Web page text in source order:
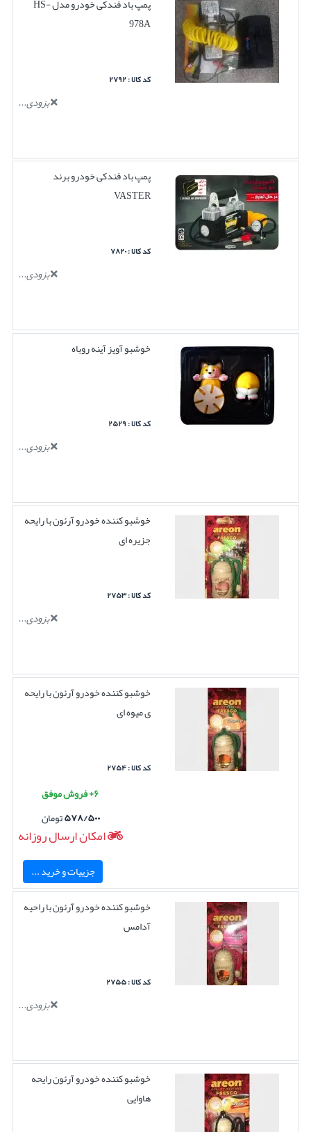
پمپ باد فندکی خودرو مدل HS-
978A
کد کالا : ۲۷۹۲
بزودی...
پمپ باد فندکی خودرو برند
VASTER
کد کالا : ۷۸۲۰
بزودی...
خوشبو آویز آینه روباه
کد کالا : ۲۵۲۹
بزودی...
خوشبو کننده خودرو آرئون با رایحه
جزیره ای
کد کالا : ۲۷۵۳
بزودی...
خوشبو کننده خودرو آرئون با رایحه
ی میوه ای
کد کالا : ۲۷۵۴
۶+ فروش موفق
۵۷۸/۵۰۰تومان
امکان ارسال روزانه
جزییات و خرید ...
خوشبو کننده خودرو آرئون با راحیه
آدامس
کد کالا : ۲۷۵۵
بزودی...
خوشبو کننده خودرو آرئون رایحه
هاوایی